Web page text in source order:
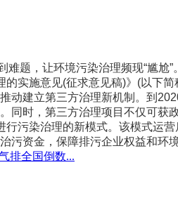
，让环境污染治理频现“尴尬
实施意见(征求意见稿)》(以下简
建立第三方治理新机制。到
时，第三方治理项目不仅可获
染治理的新模式。该模式运
资金，保障排污企业权益和环
排全国倒数...